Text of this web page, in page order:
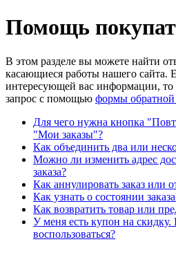
Помощь
В этом разделе вы можете найти
касающиеся работы нашего сайта.
интересующей вас информации, то
запрос с помощью формы обратной
Для чего нужна кнопка
"Мои заказы"?
Как объединить два или
Можно ли изменить адрес
заказа?
Как аннулировать заказ или
Как узнать о состоянии
Как возвратить товар или
У меня есть купон на
воспользоваться?